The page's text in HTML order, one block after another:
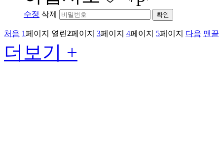
수정 삭제 확인
처음 1페이지 열린2페이지 3페이지 4페이지 5페이지 다음 맨끝
더보기 +